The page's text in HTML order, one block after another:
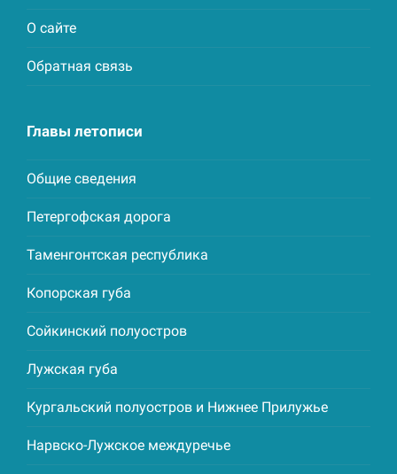
О сайте
Обратная связь
Главы летописи
Общие сведения
Петергофская дорога
Таменгонтская республика
Копорская губа
Сойкинский полуостров
Лужская губа
Кургальский полуостров и Нижнее Прилужье
Нарвско-Лужское междуречье